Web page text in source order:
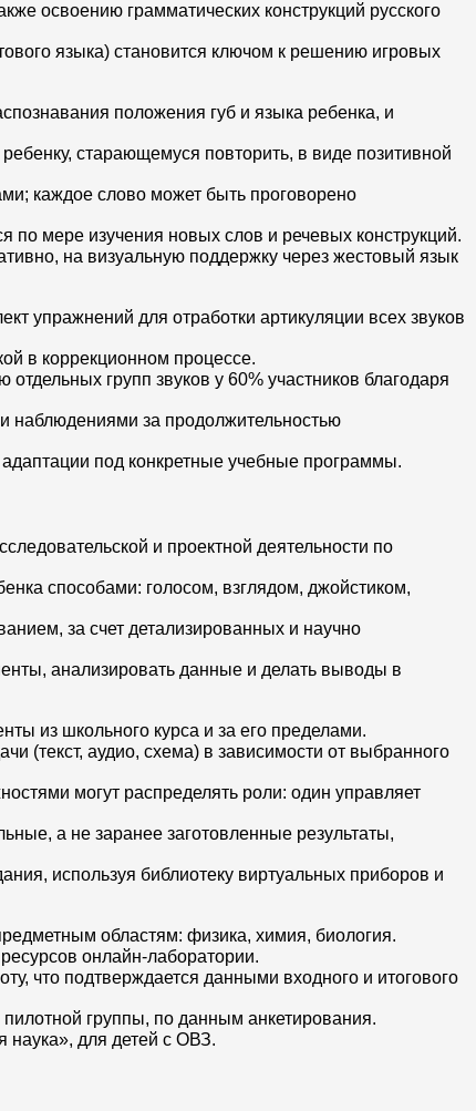
освоению грамматических конструкций русского
языка) становится ключом к решению игровых
положения губ и языка ребенка, и
старающемуся повторить, в виде позитивной
каждое слово может быть проговорено
по мере изучения новых слов и речевых конструкций.
на визуальную поддержку через жестовый язык
упражнений для отработки артикуляции всех звуков
в коррекционном процессе.
групп звуков у 60% участников благодаря
наблюдениями за продолжительностью
под конкретные учебные программы.
и проектной деятельности по
способами: голосом, взглядом, джойстиком,
за счет детализированных и научно
анализировать данные и делать выводы в
из школьного курса и за его пределами.
(текст, аудио, схема) в зависимости от выбранного
могут распределять роли: один управляет
а не заранее заготовленные результаты,
используя библиотеку виртуальных приборов и
областям: физика, химия, биология.
онлайн-лаборатории.
что подтверждается данными входного и итогового
группы, по данным анкетирования.
наука», для детей с ОВЗ.